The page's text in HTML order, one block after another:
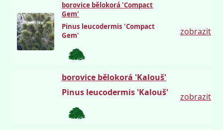
Hruška
borovice bělokorá 'Compact
Gem'
Pinus leucodermis 'Compact
Gem'
zobrazit
borovice bělokorá 'Kalouš'
Pinus leucodermis 'Kalouš'
zobrazit